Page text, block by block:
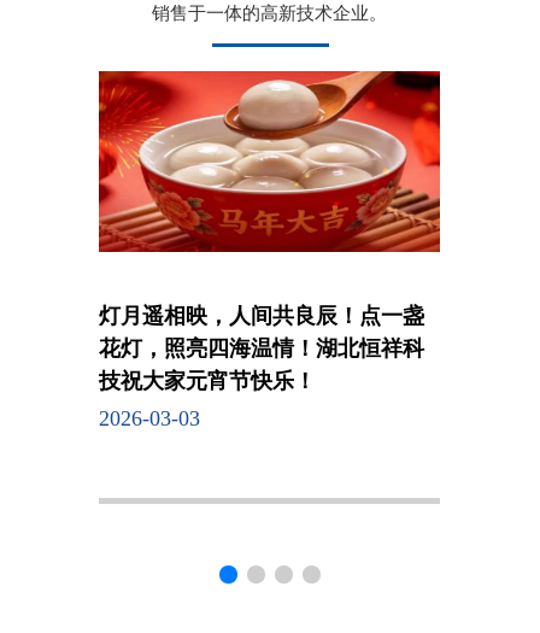
销售于一体的高新技术企业。
危险废物污染环境防治信息公示
2025-11-10